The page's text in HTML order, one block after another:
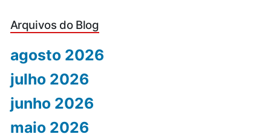
Arquivos do Blog
agosto 2026
julho 2026
junho 2026
maio 2026